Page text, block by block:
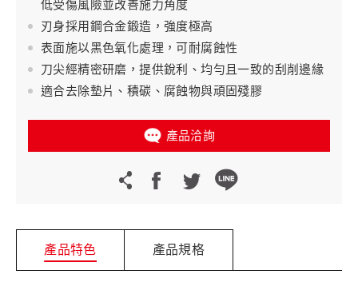
低受傷風險並改善施力角度
刃身採用鋼合金鍛造，強度極高
表面施以黑色氧化處理，可耐腐蝕性
刀尖經精密研磨，提供銳利、均勻且一致的刮削邊緣
適合去除墊片、積碳、腐蝕物與頑固殘膠
產品洽詢
產品特色 產品規格